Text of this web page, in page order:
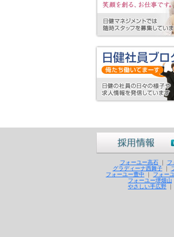
フォーユー高石｜ フ
グラディーナ西舞子｜
フォーユー豊中 ｜ フォー
フォーユー堺畑山
やさしい手広野 ｜